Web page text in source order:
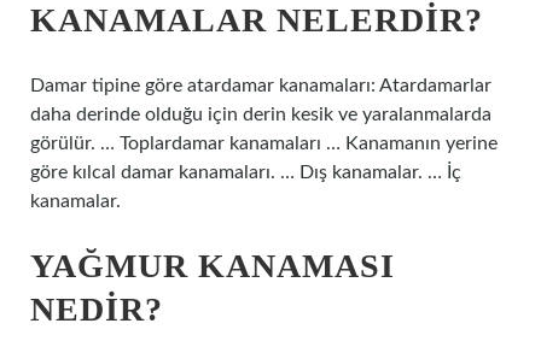
KANAMALAR NELERDIR?
Damar tipine göre atardamar kanamaları: Atardamarlar
daha derinde olduğu için derin kesik ve yaralanmalarda
görülür. … Toplardamar kanamaları … Kanamanın yerine
göre kılcal damar kanamaları. … Dış kanamalar. … İç
kanamalar.
YAĞMUR KANAMASI
NEDIR?